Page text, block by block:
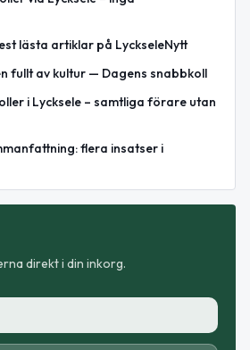
lästa artiklar på LyckseleNytt
fullt av kultur — Dagens snabbkoll
i Lycksele – samtliga förare utan
flera insatser i
direkt i din inkorg.